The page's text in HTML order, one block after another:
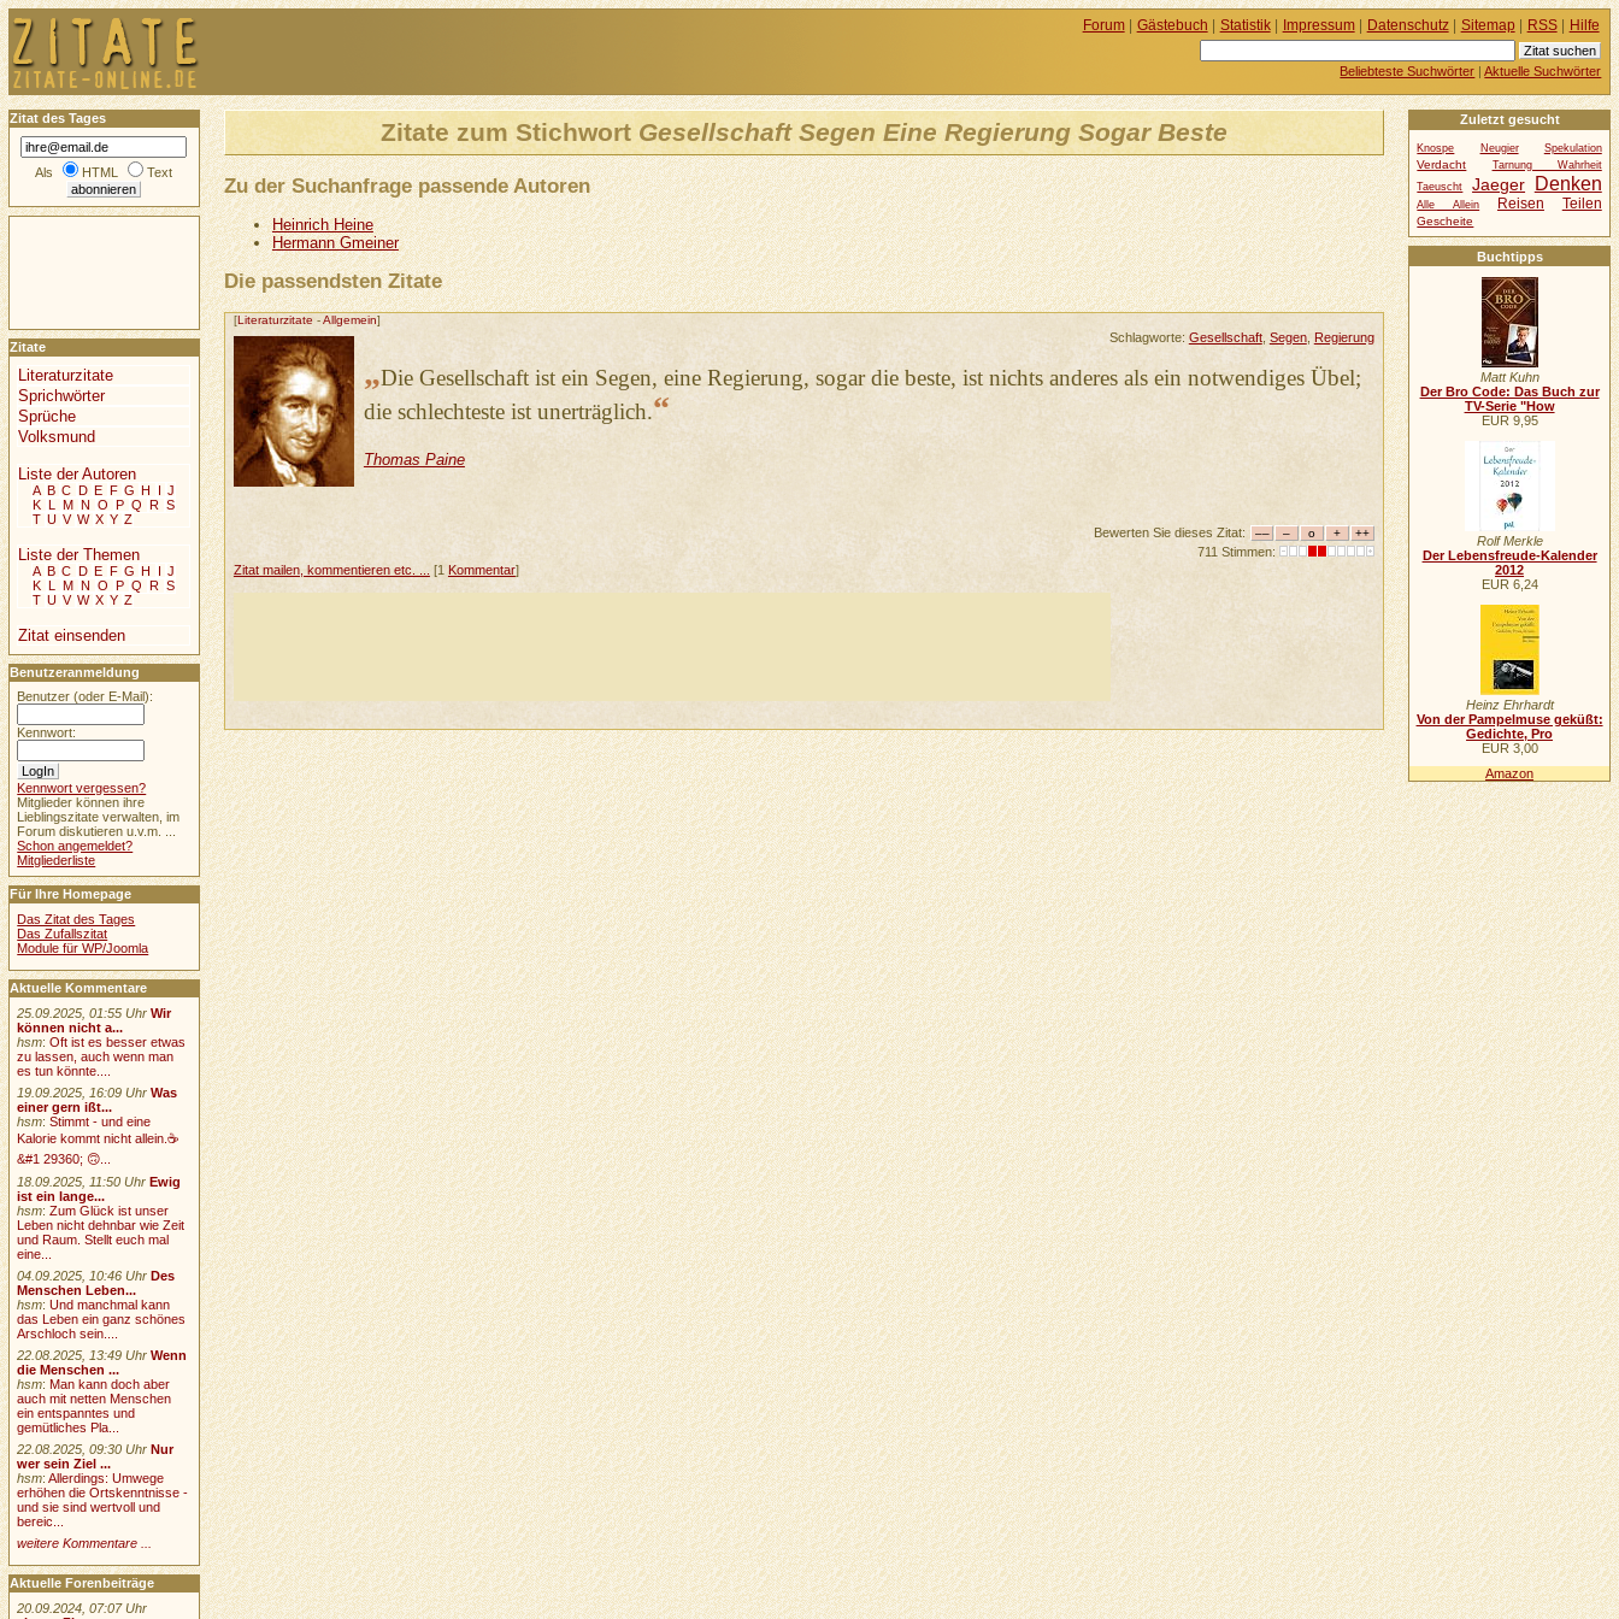
Zitate zum Stichwort Gesellschaft Segen Eine Regierung Sogar Beste
Zu der Suchanfrage passende Autoren
Heinrich Heine
Hermann Gmeiner
Die passendsten Zitate
[Literaturzitate -Allgemein]
Schlagworte: Gesellschaft, Segen, Regierung
„Die Gesellschaft ist ein Segen, eine Regierung, sogar die beste, ist nichts anderes als ein notwendiges Übel;
die schlechteste ist unerträglich.“
Thomas Paine
Bewerten Sie dieses Zitat:
711 Stimmen:
Zitat mailen, kommentieren etc. ...
[1 Kommentar]
Zuletzt gesucht
Knospe Neugier Spekulation
Verdacht
Tarnung Wahrheit
Taeuscht
Jaeger Denken
Alle Allein Reisen Teilen
Gescheite
Buchtipps
Matt Kuhn
Der Bro Code: Das Buch zur
TV-Serie "How
EUR 9,95
Rolf Merkle
Der Lebensfreude-Kalender
2012
EUR 6,24
Heinz Ehrhardt
Von der Pampelmuse geküßt:
Gedichte, Pro
EUR 3,00
Amazon
Zitat des Tages
Als HTML Text
Zitate
Literaturzitate
Sprichwörter
Sprüche
Volksmund
Liste der Autoren
A B C D E F G H I J
K L M N O P Q R S
T U V W X Y Z
Liste der Themen
A B C D E F G H I J
K L M N O P Q R S
T U V W X Y Z
Zitat einsenden
Benutzeranmeldung
Benutzer (oder E-Mail):
Kennwort:
Kennwort vergessen?
Mitglieder können ihre
Lieblingszitate verwalten, im
Forum diskutieren u.v.m. ...
Schon angemeldet?
Mitgliederliste
Für Ihre Homepage
Das Zitat des Tages
Das Zufallszitat
Module für WP/Joomla
Aktuelle Kommentare
25.09.2025, 01:55 Uhr Wir
können nicht a...
hsm:Oft ist es besser etwas
zu lassen, auch wenn man
es tun könnte....
19.09.2025, 16:09 Uhr Was
einer gern ißt...
hsm:Stimmt - und eine
Kalorie kommt nicht allein.☕
&#1 29360; 🙃...
18.09.2025, 11:50 Uhr Ewig
ist ein lange...
hsm:Zum Glück ist unser
Leben nicht dehnbar wie Zeit
und Raum. Stellt euch mal
eine...
04.09.2025, 10:46 Uhr Des
Menschen Leben...
hsm:Und manchmal kann
das Leben ein ganz schönes
Arschloch sein....
22.08.2025, 13:49 Uhr Wenn
die Menschen ...
hsm:Man kann doch aber
auch mit netten Menschen
ein entspanntes und
gemütliches Pla...
22.08.2025, 09:30 Uhr Nur
wer sein Ziel ...
hsm:Allerdings: Umwege
erhöhen die Ortskenntnisse -
und sie sind wertvoll und
bereic...
weitere Kommentare ...
Aktuelle Forenbeiträge
20.09.2024, 07:07 Uhr
Forum| Gästebuch | Statistik| Impressum| Datenschutz| Sitemap| RSS| Hilfe
Beliebteste Suchwörter |Aktuelle Suchwörter